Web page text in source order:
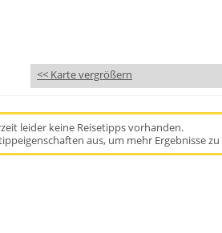
<< Karte vergrößern
leider keine Reisetipps vorhanden.
aus, um mehr Ergebnisse